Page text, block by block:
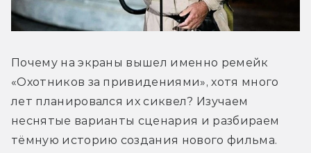
Почему на экраны вышел именно ремейк
«Охотников за привидениями», хотя много
лет планировался их сиквел? Изучаем
неснятые варианты сценария и разбираем
тёмную историю создания нового фильма.